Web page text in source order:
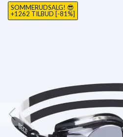
SOMMERUDSALG! 😎
+1262 TILBUD [-81%]